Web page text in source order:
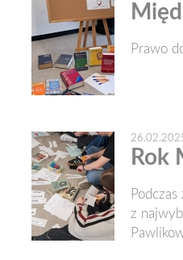
Prawo
Rok
z